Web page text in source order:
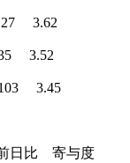
3.52
3.45
寄与度